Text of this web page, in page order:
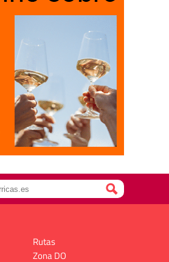
Rutas
Zona DO